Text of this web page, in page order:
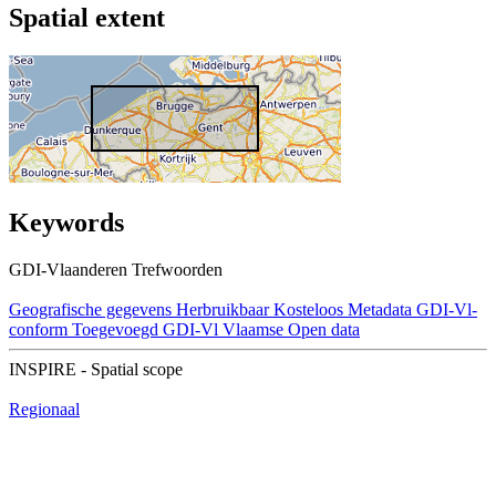
Spatial extent
Keywords
GDI-Vlaanderen Trefwoorden
Geografische gegevens Herbruikbaar Kosteloos Metadata GDI-Vl-
conform Toegevoegd GDI-Vl Vlaamse Open data
INSPIRE - Spatial scope
Regionaal